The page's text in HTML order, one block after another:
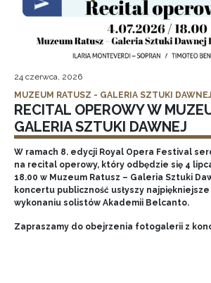
24 czerwca, 2026
MUZEUM RATUSZ - GALERIA SZTUKI DAWNEJ
RECITAL OPEROWY W
GALERIA SZTUKI DAWNEJ
W ramach 8. edycji Royal Opera Festival
na recital operowy, który odbędzie się 4
18.00 w Muzeum Ratusz – Galeria Sztuki
koncertu publiczność usłyszy
wykonaniu solistów Akademii Belcanto.
Zapraszamy do obejrzenia fotogalerii z